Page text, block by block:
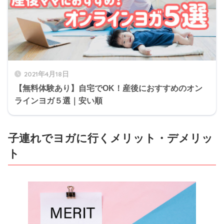
2021年4月18日
【無料体験あり】自宅でOK！産後におすすめのオン
ラインヨガ５選｜安い順
子連れでヨガに行くメリット・デメリッ
ト